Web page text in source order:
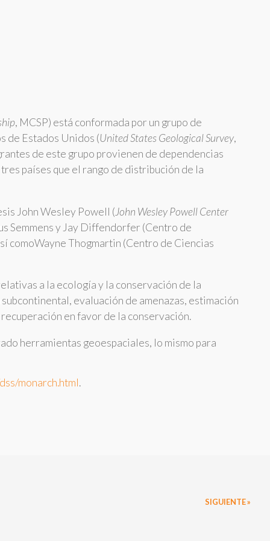
, MCSP) está conformada por un grupo de
de Estados Unidos (United States Geological Survey,
de este grupo provienen de dependencias
países que el rango de distribución de la
John Wesley Powell (John Wesley Powell Center
Semmens y Jay Diffendorfer (Centro de
comoWayne Thogmartin (Centro de Ciencias
a la ecología y la conservación de la
evaluación de amenazas, estimación
en favor de la conservación.
herramientas geoespaciales, lo mismo para
monarch.html.
SIGUIENTE »